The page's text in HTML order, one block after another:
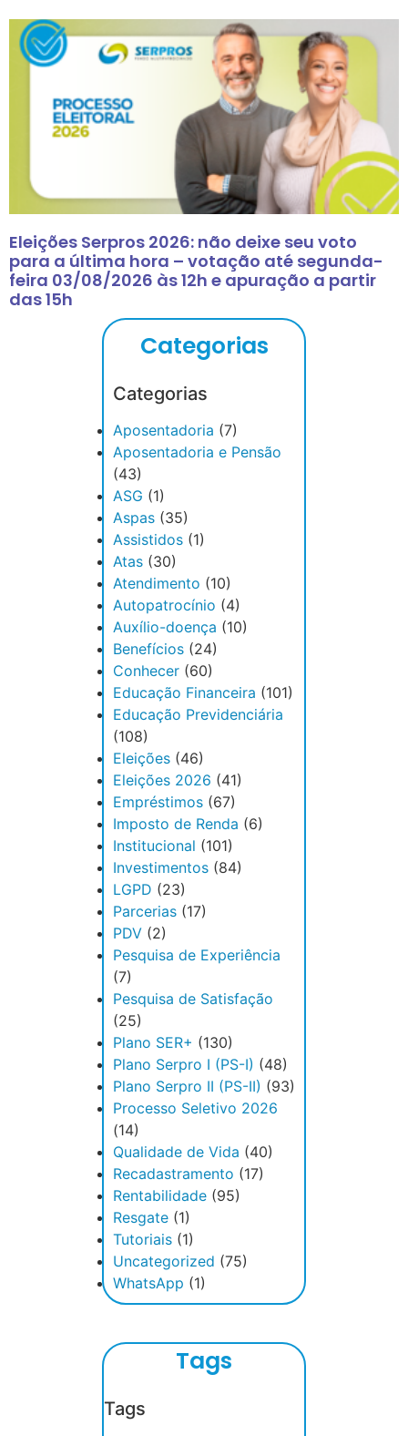
Eleições Serpros 2026: não deixe seu voto
para a última hora – votação até segunda-
feira 03/08/2026 às 12h e apuração a partir
das 15h
Categorias
Categorias
Aposentadoria (7)
Aposentadoria e Pensão
(43)
ASG (1)
Aspas (35)
Assistidos (1)
Atas (30)
Atendimento (10)
Autopatrocínio (4)
Auxílio-doença (10)
Benefícios (24)
Conhecer (60)
Educação Financeira (101)
Educação Previdenciária
(108)
Eleições (46)
Eleições 2026 (41)
Empréstimos (67)
Imposto de Renda (6)
Institucional (101)
Investimentos (84)
LGPD (23)
Parcerias (17)
PDV (2)
Pesquisa de Experiência
(7)
Pesquisa de Satisfação
(25)
Plano SER+ (130)
Plano Serpro I (PS-I) (48)
Plano Serpro II (PS-II) (93)
Processo Seletivo 2026
(14)
Qualidade de Vida (40)
Recadastramento (17)
Rentabilidade (95)
Resgate (1)
Tutoriais (1)
Uncategorized (75)
WhatsApp (1)
Tags
Tags